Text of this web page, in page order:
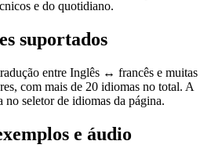
e do quotidiano.
suportados
entre Inglês ↔ francês e muitas
com mais de 20 idiomas no total. A
no seletor de idiomas da página.
e áudio